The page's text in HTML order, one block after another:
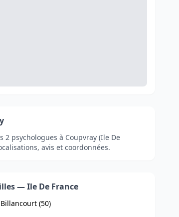
2 psychologues à Coupvray (Ile De
avis et coordonnées.
— Ile De France
(50)